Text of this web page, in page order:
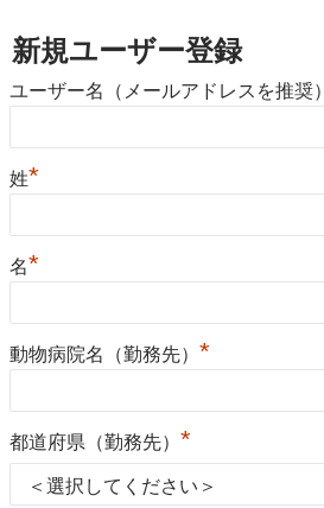
新規ユーザー登録
ユーザー名（メールアドレスを推奨）
姓*
名*
動物病院名（勤務先） *
都道府県（勤務先） *